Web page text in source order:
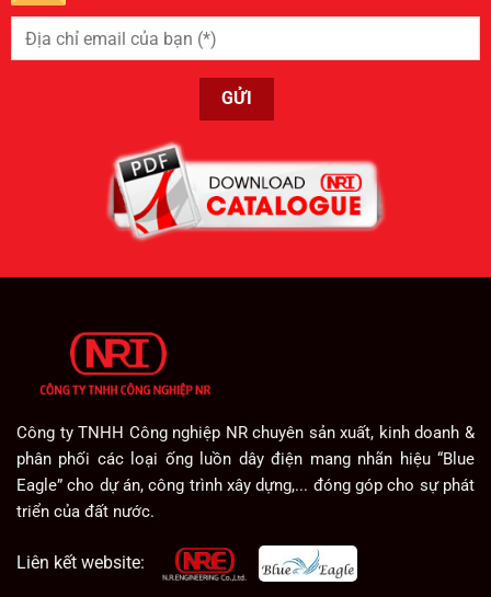
Công ty TNHH Công nghiệp NR chuyên sản xuất, kinh doanh &
phân phối các loại ống luồn dây điện mang nhãn hiệu “Blue
Eagle” cho dự án, công trình xây dựng,... đóng góp cho sự phát
triển của đất nước.
Liên kết website: